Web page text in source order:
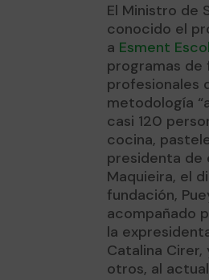
El Ministro de
conocido el
a Esment
programas de
profesionales
metodología
casi 120
cocina,
presidenta de
Maquieira, el
fundación,
acompañado
la
Catalina
otros, al actual